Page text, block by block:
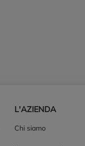
L'AZIENDA
Chi siamo